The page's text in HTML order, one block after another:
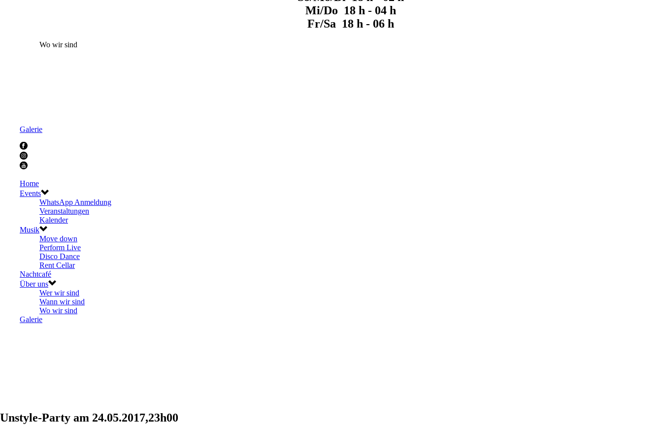
Mi/Do 18 h - 04 h
Fr/Sa 18 h - 06 h
Wo wir sind
Galerie
Home
Events
WhatsApp Anmeldung
Veranstaltungen
Kalender
Musik
Move down
Perform Live
Disco Dance
Rent Cellar
Nachtcafé
Über uns
Wer wir sind
Wann wir sind
Wo wir sind
Galerie
Unstyle-Party am 24.05.2017,23h00